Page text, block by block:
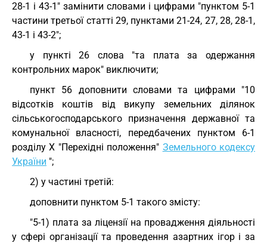
28-1 і 43-1" замінити словами і цифрами "пунктом 5-1
частини третьої статті 29, пунктами 21-24, 27, 28, 28-1,
43-1 і 43-2";
у пункті 26 слова "та плата за одержання
контрольних марок" виключити;
пункт 56 доповнити словами та цифрами "10
відсотків коштів від викупу земельних ділянок
сільськогосподарського призначення державної та
комунальної власності, передбачених пунктом 6-1
розділу X "Перехідні положення" Земельного кодексу
України ";
2) у частині третій:
доповнити пунктом 5-1 такого змісту:
"5-1) плата за ліцензії на провадження діяльності
у сфері організації та проведення азартних ігор і за